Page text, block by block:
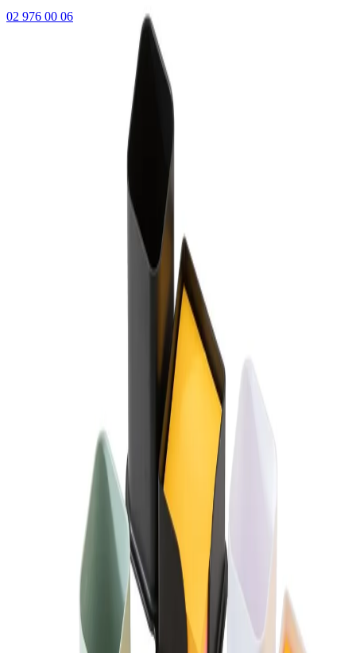
02 976 00 06
🎁 Купи 3 продукта с марката Faber-Castell и вземи
най-евтиния БЕЗПЛАТНО! Важи само онлайн до
31.08.2026 г.
Офис Консумативи Канцеларски
Sworld Моливник с поставка